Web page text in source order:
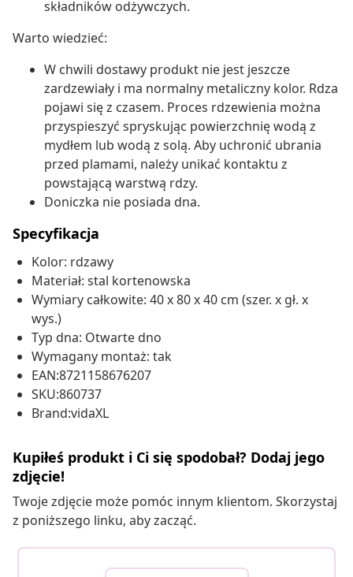
składników odżywczych.
Warto wiedzieć:
W chwili dostawy produkt nie jest jeszcze
zardzewiały i ma normalny metaliczny kolor. Rdza
pojawi się z czasem. Proces rdzewienia można
przyspieszyć spryskując powierzchnię wodą z
mydłem lub wodą z solą. Aby uchronić ubrania
przed plamami, należy unikać kontaktu z
powstającą warstwą rdzy.
Doniczka nie posiada dna.
Specyfikacja
Kolor: rdzawy
Materiał: stal kortenowska
Wymiary całkowite: 40 x 80 x 40 cm (szer. x gł. x
wys.)
Typ dna: Otwarte dno
Wymagany montaż: tak
EAN:8721158676207
SKU:860737
Brand:vidaXL
Kupiłeś produkt i Ci się spodobał? Dodaj jego
zdjęcie!
Twoje zdjęcie może pomóc innym klientom. Skorzystaj
z poniższego linku, aby zacząć.